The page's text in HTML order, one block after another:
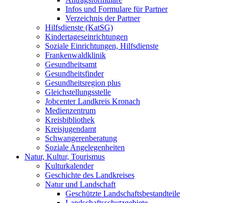
Infos und Formulare für Partner
Verzeichnis der Partner
Hilfsdienste (KatSG)
Kindertageseinrichtungen
Soziale Einrichtungen, Hilfsdienste
Frankenwaldklinik
Gesundheitsamt
Gesundheitsfinder
Gesundheitsregion plus
Gleichstellungsstelle
Jobcenter Landkreis Kronach
Medienzentrum
Kreisbibliothek
Kreisjugendamt
Schwangerenberatung
Soziale Angelegenheiten
Natur, Kultur, Tourismus
Kulturkalender
Geschichte des Landkreises
Natur und Landschaft
Geschützte Landschaftsbestandteile